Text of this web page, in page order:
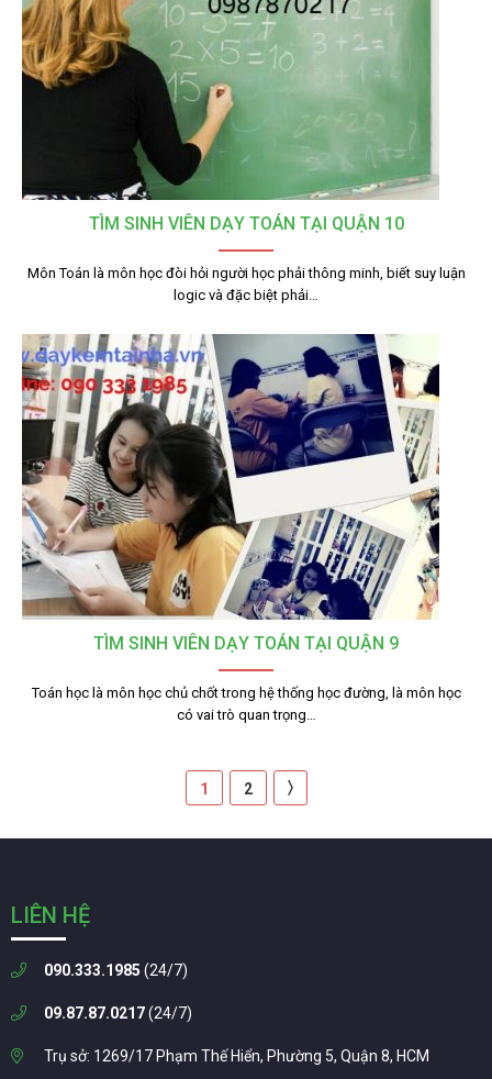
TÌM SINH VIÊN DẠY TOÁN TẠI QUẬN 10
Môn Toán là môn học đòi hỏi người học phải thông minh, biết suy luận
logic và đặc biệt phải…
TÌM SINH VIÊN DẠY TOÁN TẠI QUẬN 9
Toán học là môn học chủ chốt trong hệ thống học đường, là môn học
có vai trò quan trọng…
1 2 〉
LIÊN HỆ
090.333.1985 (24/7)
09.87.87.0217(24/7)
Trụ sở: 1269/17 Phạm Thế Hiển, Phường 5, Quận 8, HCM